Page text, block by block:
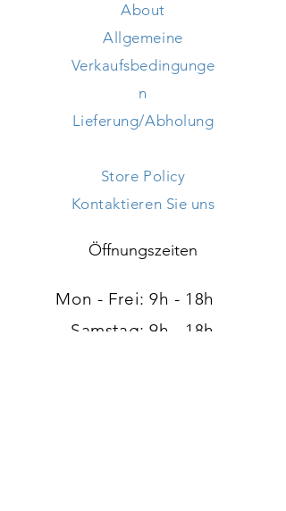
About
Allgemeine
Verkaufsbedingunge
n
Lieferung/Abholung
Store Policy
Kontaktieren Sie uns
Öffnungszeiten
Mon - Frei: 9h - 18h ​​
Samstag: 9h - 18h